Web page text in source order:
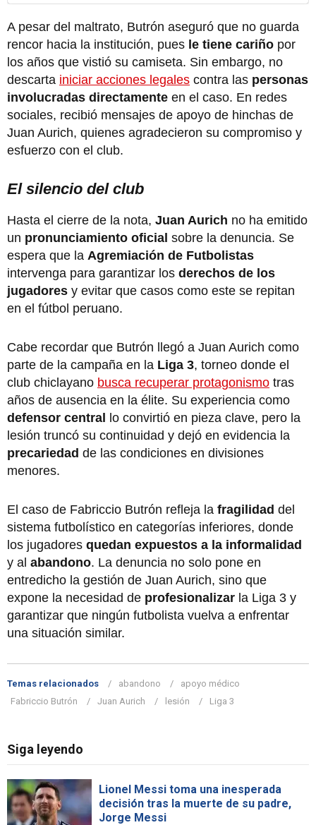
A pesar del maltrato, Butrón aseguró que no guarda
rencor hacia la institución, pues le tiene cariño por
los años que vistió su camiseta. Sin embargo, no
descarta iniciar acciones legales contra las personas
involucradas directamente en el caso. En redes
sociales, recibió mensajes de apoyo de hinchas de
Juan Aurich, quienes agradecieron su compromiso y
esfuerzo con el club.
El silencio del club
Hasta el cierre de la nota, Juan Aurich no ha emitido
un pronunciamiento oficial sobre la denuncia. Se
espera que la Agremiación de Futbolistas
intervenga para garantizar los derechos de los
jugadores y evitar que casos como este se repitan
en el fútbol peruano.
Cabe recordar que Butrón llegó a Juan Aurich como
parte de la campaña en la Liga 3, torneo donde el
club chiclayano busca recuperar protagonismo tras
años de ausencia en la élite. Su experiencia como
defensor central lo convirtió en pieza clave, pero la
lesión truncó su continuidad y dejó en evidencia la
precariedad de las condiciones en divisiones
menores.
El caso de Fabriccio Butrón refleja la fragilidad del
sistema futbolístico en categorías inferiores, donde
los jugadores quedan expuestos a la informalidad
y al abandono. La denuncia no solo pone en
entredicho la gestión de Juan Aurich, sino que
expone la necesidad de profesionalizar la Liga 3 y
garantizar que ningún futbolista vuelva a enfrentar
una situación similar.
Temas relacionados abandono
apoyo médico
Fabriccio Butrón
Juan Aurich lesión Liga 3
Siga leyendo
Lionel Messi toma una inesperada
decisión tras la muerte de su padre,
Jorge Messi